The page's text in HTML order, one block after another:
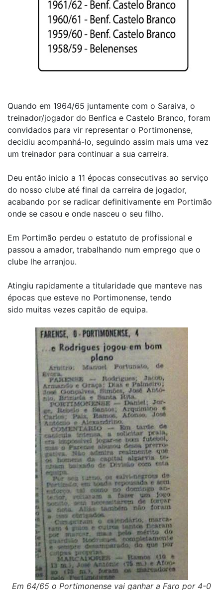
Quando em 1964/65 juntamente com o Saraiva, o
treinador/jogador do Benfica e Castelo Branco, foram
convidados para vir representar o Portimonense,
decidiu acompanhá-lo, seguindo assim mais uma vez
um treinador para continuar a sua carreira.
Deu então inicio a 11 épocas consecutivas ao serviço
do nosso clube até final da carreira de jogador,
acabando por se radicar definitivamente em Portimão
onde se casou e onde nasceu o seu filho.
Em Portimão perdeu o estatuto de profissional e
passou a amador, trabalhando num emprego que o
clube lhe arranjou.
Atingiu rapidamente a titularidade que manteve nas
épocas que esteve no Portimonense, tendo
sido muitas vezes capitão de equipa.
Em 64/65 o Portimonense vai ganhar a Faro por 4-0